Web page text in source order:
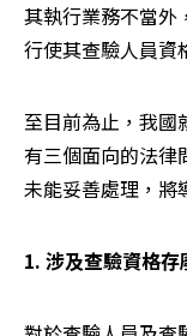
其執行業務不當外
行使其查驗人員資
至目前為止，我國
有三個面向的法律
未能妥善處理，將
1. 涉及查驗資格